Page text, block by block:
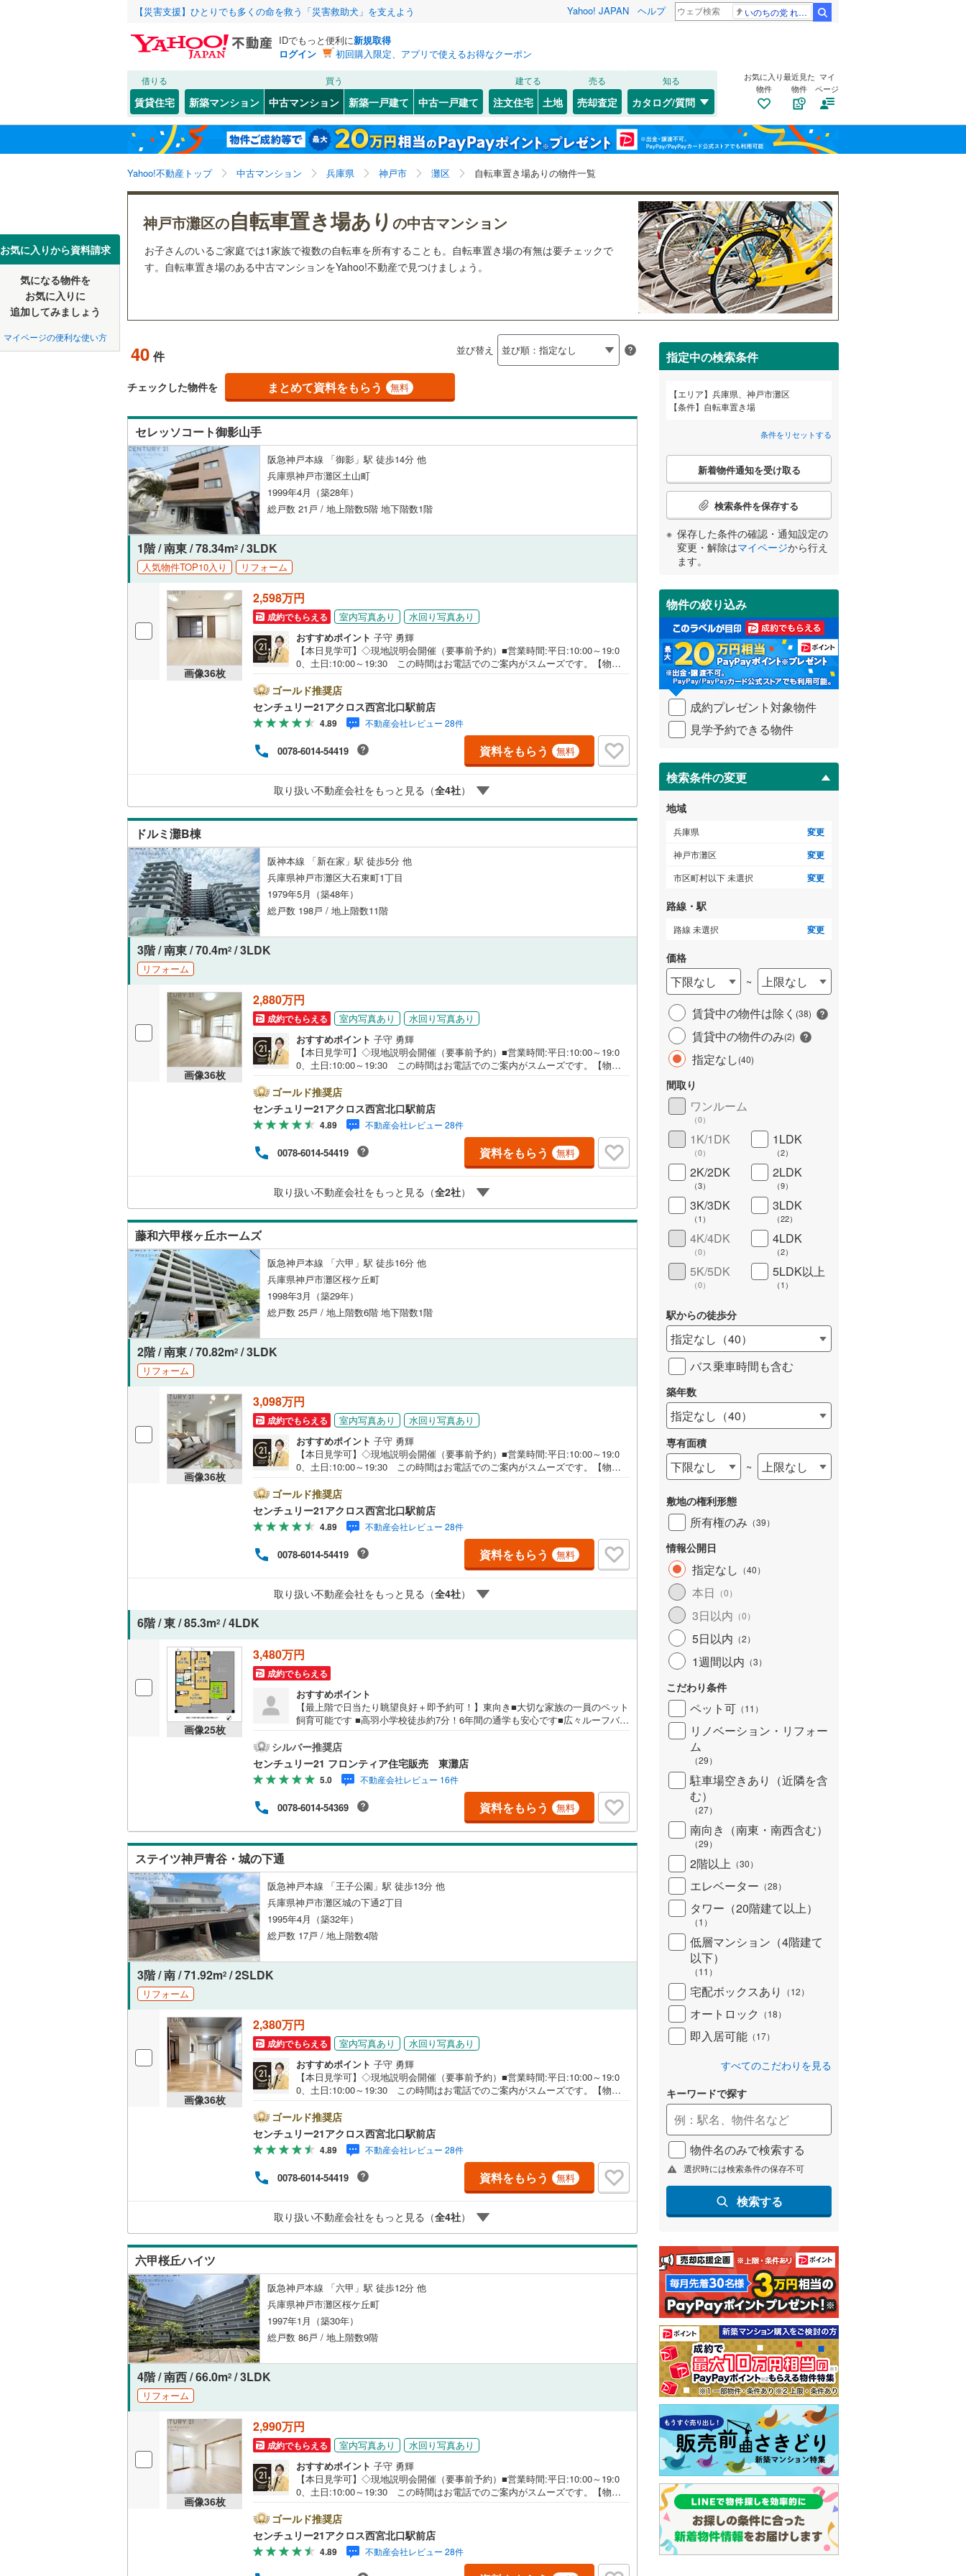
【災害支援】ひとりでも多くの命を救う「災害救助犬」を支えよう Yahoo! JAPAN ヘルプ いのちの党 れいわ新選組
IDでもっと便利に新規取得
ログイン
初回購入限定、アプリで使えるお得なクーポン
借りる
賃貸住宅
買う
新築マンション 中古マンション 新築一戸建て 中古一戸建て
建てる
注文住宅 土地
売る
売却査定
知る
カタログ/質問
お気に入り
物件
最近見た
物件
マイ
ページ
Yahoo!不動産トップ 中古マンション 兵庫県 神戸市 灘区 自転車置き場ありの物件一覧
お気に入りから資料請求
気になる物件を
お気に入りに
追加してみましょう
マイページの便利な使い方
神戸市灘区の自転車置き場あり の中古マンション
お子さんのいるご家庭では1家族で複数の自転車を所有することも。自転車置き場の有無は要チェックで
す。自転車置き場のある中古マンションをYahoo!不動産で見つけましょう。
40 件 並び替え
チェックした物件を まとめて資料をもらう 無料
セレッソコート御影山手
阪急神戸本線 「御影」駅 徒歩14分 他
兵庫県神戸市灘区土山町
1999年4月（築28年）
総戸数 21戸 / 地上階数5階 地下階数1階
1階 / 南東 / 78.34m2 / 3LDK
人気物件TOP10入り リフォーム
画像36枚
2,598万円
成約でもらえる 室内写真あり
水回り写真あり
おすすめポイント 子守 勇輝
【本日見学可】◇現地説明会開催（要事前予約）■営業時間:平日:10:00～19:0
0、土日:10:00～19:30 この時間はお電話でのご案内がスムーズです。【物件
等住宅設備も充実♪1階部分でエントランスからの移動も楽々で広々とした専用
庭付き♪○センチュリー21アクロスグループの3つの特徴○■センチュリー21グル
ープで28年連続No.1（1997年～2024年兵庫地区仲介実績） 西宮・尼崎・伊
丹・宝塚にて8店舗展開中。阪神間での購入や売却は当店にお任せ下さい■お客
様駐車場、キッズスペースがございます。 8店舗すべて駅前にございますが、
お車でのお越しも大歓迎です。 お子様連れでもご安心ください。■取り扱い物
件多数ございます。 地域密着の当店では2000万円台の新築戸建や、1000万円
載しきれない物件もご紹介できます。
ゴールド推奨店
センチュリー21アクロス西宮北口駅前店
4.89 不動産会社レビュー 28件
0078-6014-54419 資料をもらう 無料
取り扱い不動産会社をもっと見る（全4社）
ドルミ灘B棟
阪神本線 「新在家」駅 徒歩5分 他
兵庫県神戸市灘区大石東町1丁目
1979年5月（築48年）
総戸数 198戸 / 地上階数11階
3階 / 南東 / 70.4m2 / 3LDK
リフォーム
画像36枚
2,880万円
成約でもらえる 室内写真あり
水回り写真あり
おすすめポイント 子守 勇輝
【本日見学可】◇現地説明会開催（要事前予約）■営業時間:平日:10:00～19:0
0、土日:10:00～19:30 この時間はお電話でのご案内がスムーズです。【物件
ス可。ペット飼育可。令和7年12月フルリフォーム実施済み♪食洗機や浴室暖房
乾燥機など住宅設備も一新されています。○センチュリー21アクロスグループの
3つの特徴○■センチュリー21グループで28年連続No.1（1997年～2024年兵庫地
区仲介実績） 西宮・尼崎・伊丹・宝塚にて8店舗展開中。阪神間での購入や売
却は当店にお任せ下さい■お客様駐車場、キッズスペースがございます。 8店
舗すべて駅前にございますが、お車でのお越しも大歓迎です。 お子様連れで
もご安心ください。■取り扱い物件多数ございます。 地域密着の当店では200
ています。Yahoo！不動産に掲載しきれない物件もご紹介できます。
ゴールド推奨店
センチュリー21アクロス西宮北口駅前店
4.89 不動産会社レビュー 28件
0078-6014-54419 資料をもらう 無料
取り扱い不動産会社をもっと見る（全2社）
藤和六甲桜ヶ丘ホームズ
阪急神戸本線 「六甲」駅 徒歩16分 他
兵庫県神戸市灘区桜ケ丘町
1998年3月（築29年）
総戸数 25戸 / 地上階数6階 地下階数1階
2階 / 南東 / 70.82m2 / 3LDK
リフォーム
画像36枚
3,098万円
成約でもらえる 室内写真あり
水回り写真あり
おすすめポイント 子守 勇輝
【本日見学可】◇現地説明会開催（要事前予約）■営業時間:平日:10:00～19:0
0、土日:10:00～19:30 この時間はお電話でのご案内がスムーズです。【物件
装フルリフォーム済み。○センチュリー21アクロスグループの3つの特徴○■セン
チュリー21グループで28年連続No.1（1997年～2024年兵庫地区仲介実績） 西
宮・尼崎・伊丹・宝塚にて8店舗展開中。阪神間での購入や売却は当店にお任せ
下さい■お客様駐車場、キッズスペースがございます。 8店舗すべて駅前にご
ざいますが、お車でのお越しも大歓迎です。 お子様連れでもご安心くださ
い。■取り扱い物件多数ございます。 地域密着の当店では2000万円台の新築
戸建や、1000万円台の中古マンションを始め多数物件を取り扱っています。Ya
い。弊社ホームページへは「C21アクロス」で検索！
ゴールド推奨店
センチュリー21アクロス西宮北口駅前店
4.89 不動産会社レビュー 28件
0078-6014-54419 資料をもらう 無料
取り扱い不動産会社をもっと見る（全4社）
6階 / 東 / 85.3m2 / 4LDK
画像25枚
3,480万円
成約でもらえる
おすすめポイント
【最上階で日当たり眺望良好＋即予約可！】東向き■大切な家族の一員のペット
飼育可能です ■高羽小学校徒歩約7分！6年間の通学も安心です■広々ルーフバル
共に、夜は神戸の夜景をお楽しみいただけます・15.5帖のリビングと6帖の和室
の続き間で広々とご利用いただけます・ご家族の様子を見ながら料理ができる
対面式キッチン ・宅配ボックス付きなので不在でも安心して荷物を受け取れま
す・窓がたくさんあるので喚起もバッチリです 立地・高羽小学校まで徒歩約7
分・鷹匠中学校まで徒歩約12分 弊社が選ばれる理由 1.お金の扱い方のプロ、フ
ァイナンシャルプランナーが資金計画をサポート！2.買い替えなどにも対応で
きる売却専門チームあり！3.たくさんの銀行と繋がりがあるため、最も低金利
になるように審査が可能！4.物件のお引渡し後に必要になったお家のリフォー
ムも弊社のリフォームプランナーがご提案！5.定期的にご連絡を繋ぎ、有事の
シルバー推奨店
センチュリー21 フロンティア住宅販売 東灘店
5.0 不動産会社レビュー 16件
0078-6014-54369 資料をもらう 無料
ステイツ神戸青谷・城の下通
阪急神戸本線 「王子公園」駅 徒歩13分 他
兵庫県神戸市灘区城の下通2丁目
1995年4月（築32年）
総戸数 17戸 / 地上階数4階
3階 / 南 / 71.92m2 / 2SLDK
リフォーム
画像36枚
2,380万円
成約でもらえる 室内写真あり
水回り写真あり
おすすめポイント 子守 勇輝
【本日見学可】◇現地説明会開催（要事前予約）■営業時間:平日:10:00～19:0
0、土日:10:00～19:30 この時間はお電話でのご案内がスムーズです。【物件
濯パン・洗濯水栓・スイッチ・コンセントプレート交換、畳表替え、襖張替の
リフォーム済みです。○センチュリー21アクロスグループの3つの特徴○■センチ
ュリー21グループで28年連続No.1（1997年～2024年兵庫地区仲介実績） 西
宮・尼崎・伊丹・宝塚にて8店舗展開中。阪神間での購入や売却は当店にお任せ
下さい■お客様駐車場、キッズスペースがございます。 8店舗すべて駅前にご
ざいますが、お車でのお越しも大歓迎です。 お子様連れでもご安心くださ
い。■取り扱い物件多数ございます。 地域密着の当店では2000万円台の新築
hoo！不動産に掲載しきれない物件もご紹介できます。お気軽にお問合せくださ
い。
ゴールド推奨店
センチュリー21アクロス西宮北口駅前店
4.89 不動産会社レビュー 28件
0078-6014-54419 資料をもらう 無料
取り扱い不動産会社をもっと見る（全4社）
六甲桜丘ハイツ
阪急神戸本線 「六甲」駅 徒歩12分 他
兵庫県神戸市灘区桜ケ丘町
1997年1月（築30年）
総戸数 86戸 / 地上階数9階
4階 / 南西 / 66.0m2 / 3LDK
リフォーム
画像36枚
2,990万円
成約でもらえる 室内写真あり
水回り写真あり
おすすめポイント 子守 勇輝
【本日見学可】◇現地説明会開催（要事前予約）■営業時間:平日:10:00～19:0
0、土日:10:00～19:30 この時間はお電話でのご案内がスムーズです。【物件
フォーム済みです♪小中学校、スーパー、公園などの生活施設が近隣に揃ってい
ます。南西向きバルコニー付きで陽当たり良好です♪○センチュリー21アクロス
グループの3つの特徴○■センチュリー21グループで28年連続No.1（1997年～20
24年兵庫地区仲介実績） 西宮・尼崎・伊丹・宝塚にて8店舗展開中。阪神間で
の購入や売却は当店にお任せ下さい■お客様駐車場、キッズスペースがございま
ゴールド推奨店
センチュリー21アクロス西宮北口駅前店
4.89 不動産会社レビュー 28件
指定中の検索条件
エリア
兵庫県、神戸市灘区
条件
自転車置き場
条件をリセットする
こ
検
条
件
受
け
取
る
・
条
件
を
イ
ペ
ジ
に
保
存
す
る
新着物件通知を受け取る
検索条件を保存する
保存した条件の確認・通知設定の
変更・解除はマイページから行え
ます。
物件の絞り込み
成約プレゼント対象物件
見学予約できる物件
検索条件の変更
地域
兵庫県 変更
神戸市灘区 変更
市区町村以下 未選択 変更
路線・駅
路線 未選択 変更
価格
下限なし ~
上限なし
賃貸中の物件は除く (38)
賃貸中の物件のみ(2)
指定なし(40)
間取り
ワンルーム
（0）
1K/1DK
（0）
1LDK
（2）
2K/2DK
（3）
2LDK
（9）
3K/3DK
（1 ）
3LDK
（22）
4K/4DK
（0）
4LDK
（2）
5K/5DK
（0）
5LDK以上
（1 ）
駅からの徒歩分
指定なし （40）
バス乗車時間も含む
築年数
指定なし （40）
専有面積
下限なし ~ 上限なし
敷地の権利形態
所有権のみ （39）
情報公開日
指定なし （40）
本日 （0）
3日以内 （0）
5日以内 （2）
1週間以内 （3）
こだわり条件
ペット可 （11 ）
リノベーション・リフォー
ム
（29）
駐車場空きあり（近隣を含
む）
（27）
南向き（南東・南西含む）
（29）
2階以上 （30）
エレベーター （28）
タワー（20階建て以上）
（1 ）
低層マンション（4階建て
以下）
（11 ）
宅配ボックスあり （12）
オートロック （18）
即入居可能 （17）
すべてのこだわりを見る
キーワードで探す
物件名のみで検索する
選択時には検索条件の保存不可
検索する
北海道 北海道
東北 青森 岩手 宮城 秋田 山形 福島
関東 東京 神奈川 埼玉 千葉 茨城
新潟 長野
東海 愛知 岐阜 静岡 三重
和歌山
中国 鳥取 島根 岡山 広島 山口
高知
福岡 佐賀 長崎 鹿児島 沖縄
該当物件0件 条件をリセットする
神戸市 東灘区(91) 灘区(40) 兵庫区(27)
長田区(6) 須磨区(54) 垂水区(83)
北区( 13) 中央区(86)
兵庫県のそのほ
姫路市( 64) 尼崎市( 明石市(89)
西宮市(202) 洲本市(0) 芦屋市(58)
伊丹市 (61) 相生市 豊岡市(0)
西脇市(0)
小野市(0) 三田市(8)
加西市(0)
朝来市( 1)
たつの市( ) 多可郡多可町(0)
加古郡稲美町(0 神崎郡市川町(0)
揖保郡太子町(0)
赤穂郡上郡町
美方郡香美町(0)
美方郡新温泉町
該当物件0件 条件をリセットする
岩屋北町(1) 上野通(1) 大石東町(2)
桜ケ丘町(4) 桜口町(2) 篠原伯母野山町(3)
篠原北町
1) 篠原南町(1)
新在家南町
(1) 高羽(1)
土山町( 1) 鶴甲 ( 寺口町(1)
長峰台(1) 灘北通 灘南通(1)
森後町(1)
六甲山町(1) 六甲台町(1) 摩耶海岸通(1)
該当物件0件 条件をリセットする
JR 東海道本線（JR西日本）(37) 福知山線(0) 山陽本線（JR西日本）(
加古川線(0) 播但線(0) 姫新線(0)
赤穂線(0) 山陰本線(0) 東西線(0)
山陽新幹線
(0)
神戸市営地下鉄西神・山手線
私鉄・その他 阪急神戸本線(36) 阪急今津線(0) 阪急伊丹線(0)
阪急甲陽線 (0 阪急宝塚本線 阪神本線(32)
能勢電鉄妙見線(0)
山陽電鉄本線 ( 0) 山陽電鉄網干線(0)
神戸高速線（東西線） ( )
北条鉄道 (0)
該当物件0件 条件をリセットする
該当物件0件 条件をリセットする
こだわり条件 リフォーム、リノベーション
リノベーション・リフォーム
（29）
築古・築30年以上（27）
共用設備
宅配ボックスあり 自転車置き場（40）
トランクルーム（3 ） エレベーター バイク置き場（26）
駐車場空きあり（近隣を含む）
オートロック 防犯カメラ（8）
管理・管理規約
24時間有人管理（0）
配置、向き、建ち方、日当たり
2階以上 （30）
階下に住戸なし（ 6） 最上階（5）
構造・規模・施工・品質・工法関連
制震構造（0）
大規模（総戸数200以上）
（1）
低層マンション（4階建て以
下）（11
立地
最寄りの駅が始発駅 （0 ） 小学校まで1km以内（24）
共用施設
コンシェルジュサービス ゲストルーム（1）
設備
床暖房（ 5） オール電化（ 1）
ＴＶモニタ付インターホン
（21）
LD
リビングダイニング15畳以上
独立型キッチン（4） 対面キッチン（21）
浴室
浴室乾燥機あり（15） 浴室に窓あり（7）
バルコニー、庭
ルーフバルコニー（1） ワイドバルコニー
収納
ウォークインクローゼット
（7）
販売、価格、契約、入居関連など
即入居可能 （17）
オンライン対応
詳しく見る
該当物件0件 条件をリセットする
検索条件を保存しました
この検索条件の新着物件通知は、 マイページから設定できます。
保存した条件を見る
兵庫県、神戸市灘区、自転車置き場
検索条件を保存する
マイページ
閉じる お気に入りリストを見る
閉じる
閉じる お気に入りリストを見る
閉じる